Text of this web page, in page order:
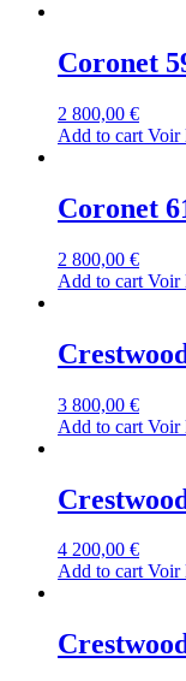
Coronet
2 800,00 €
Add to cart Voir
Coronet
2 800,00 €
Add to cart Voir
3 800,00 €
Add to cart Voir
4 200,00 €
Add to cartVoir